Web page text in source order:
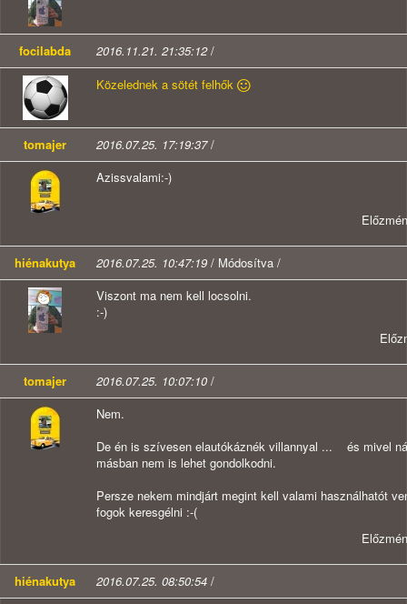
focilabda 2016.11.21. 21:35:12/
Közelednek a sötét felhők
tomajer 2016.07.25. 17:19:37/
Azissvalami:-)
hiénakutya 2016.07.25. 10:47:19 / Módosítva /
Viszont ma nem kell locsolni.
:-)
tomajer 2016.07.25. 10:07:10 /
Nem.
De én is szívesen elautókáznék villannyal ... és mivel
másban nem is lehet gondolkodni.
Persze nekem mindjárt megint kell valami használhatót
fogok keresgélni :-(
hiénakutya 2016.07.25. 08:50:54 /